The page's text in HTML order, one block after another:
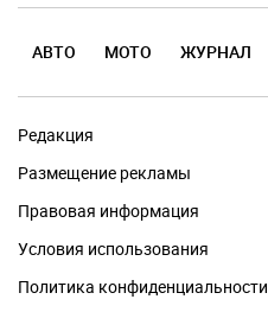
АВТО МОТО ЖУРНАЛ
Редакция
Размещение рекламы
Правовая информация
Условия использования
Политика конфиденциальности